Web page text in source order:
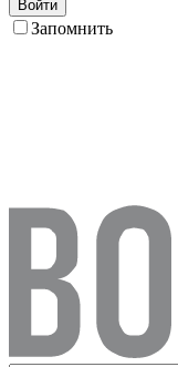
Войти
Запомнить